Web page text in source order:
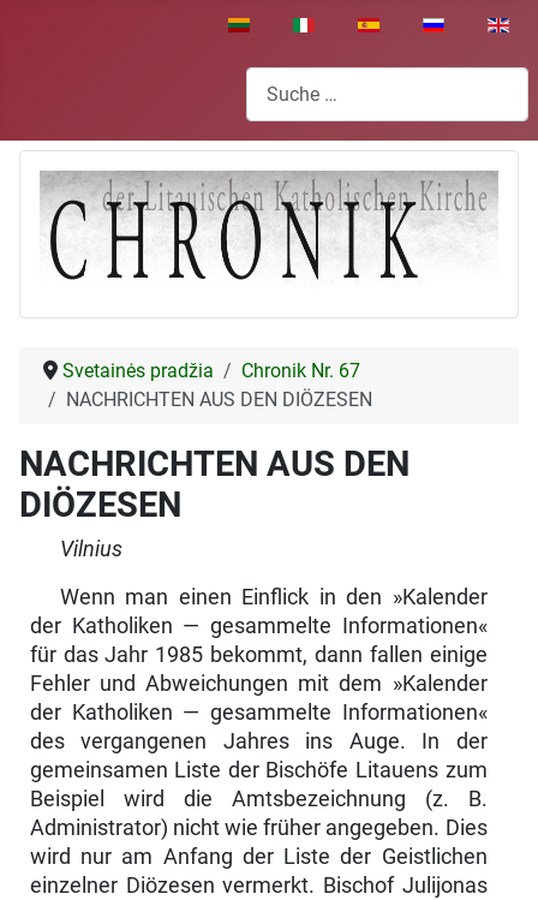
Sprache auswählen
Suchen
Svetainės pradžia
Chronik Nr. 67
NACHRICHTEN AUS DEN DIÖZESEN
NACHRICHTEN AUS DEN
DIÖZESEN
Vilnius
Wenn man einen Einflick in den »Kalender
der Katholiken — gesammelte Informationen«
für das Jahr 1985 bekommt, dann fallen einige
Fehler und Abweichungen mit dem »Kalender
der Katholiken — gesammelte Informa­tionen«
des vergangenen Jahres ins Auge. In der
gemeinsamen Liste der Bischöfe Litauens zum
Beispiel wird die Amtsbezeichnung (z. B.
Administra­tor) nicht wie früher angegeben. Dies
wird nur am Anfang der Liste der Geistlichen
einzelner Diözesen vermerkt. Bischof Julijonas